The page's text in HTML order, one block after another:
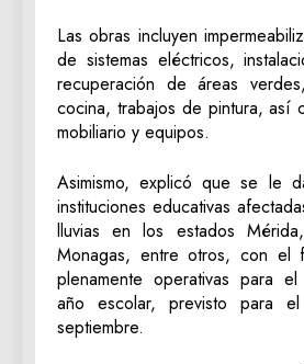
Las obras incluyen
de sistemas eléctricos,
recuperación de áreas
cocina, trabajos de pintura, así
mobiliario y equipos.
Asimismo, explicó que se le
instituciones educativas
lluvias en los estados
Monagas, entre otros, con el
plenamente operativas para
año escolar, previsto para
septiembre.